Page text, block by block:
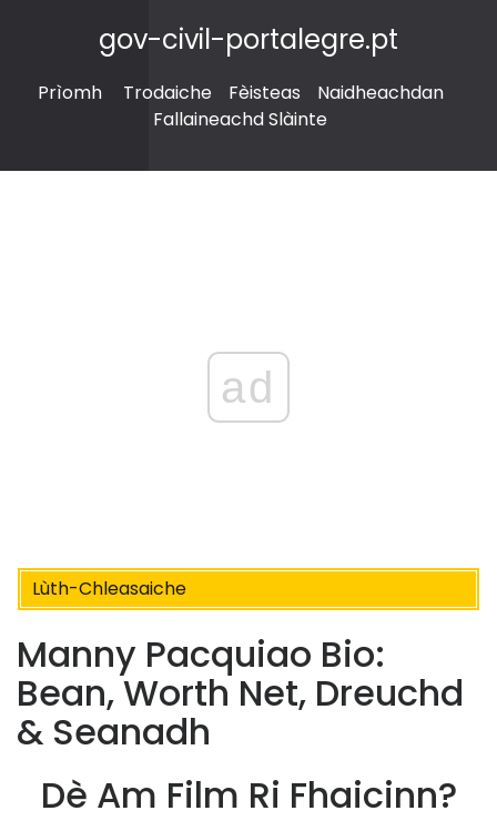
gov-civil-portalegre.pt
Prìomh Trodaiche Fèisteas
Naidheachdan
Fallaineachd Slàinte
ad
Lùth-Chleasaiche
Manny Pacquiao Bio:
Bean, Worth Net, Dreuchd
& Seanadh
Dè Am Film Ri Fhaicinn?